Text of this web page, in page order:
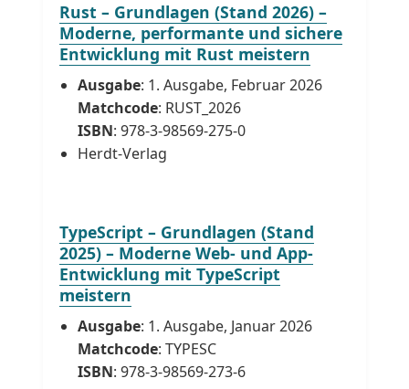
Rust – Grundlagen (Stand 2026) –
Moderne, performante und sichere
Entwicklung mit Rust meistern
Ausgabe: 1. Ausgabe, Februar 2026
Matchcode: RUST_2026
ISBN: 978-3-98569-275-0
Herdt-Verlag
TypeScript – Grundlagen (Stand
2025) – Moderne Web- und App-
Entwicklung mit TypeScript
meistern
Ausgabe: 1. Ausgabe, Januar 2026
Matchcode: TYPESC
ISBN: 978-3-98569-273-6